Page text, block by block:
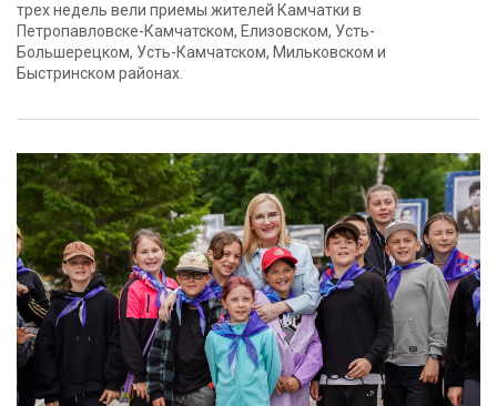
трех недель вели приемы жителей Камчатки в
Петропавловске-Камчатском, Елизовском, Усть-
Большерецком, Усть-Камчатском, Мильковском и
Быстринском районах.